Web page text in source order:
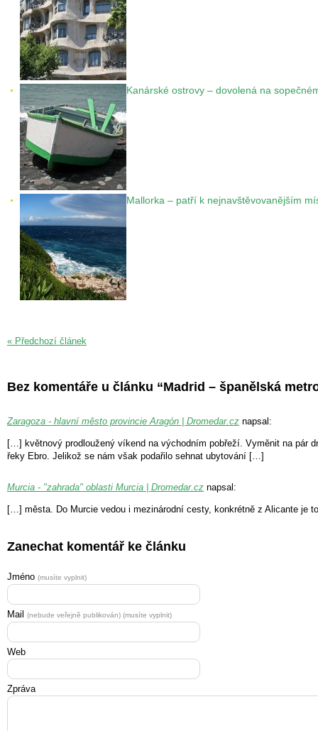
Kanárské ostrovy – dovolená na
Mallorka – patří k nejnavštěvovanějším
« Předchozí článek
Bez komentáře u článku “Madrid – španělská
Zaragoza - hlavní město provincie Aragón | Dromedar.cz napsal:
[…] květnový prodloužený víkend na východním pobřeží. Vyměnit na pár
řeky Ebro. Jelikož se nám však podařilo sehnat ubytování […]
Murcia - "zahrada" oblasti Murcia | Dromedar.cz napsal:
[…] města. Do Murcie vedou i mezinárodní cesty, konkrétně z Alicante je
Zanechat komentář ke článku
Jméno (musíte vyplnit)
Mail (nebude veřejně publikován) (musíte vyplnit)
Web
Zpráva